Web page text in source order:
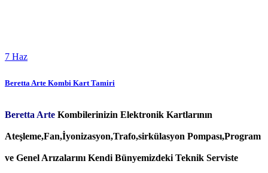
7 Haz
Beretta Arte Kombi Kart Tamiri
Beretta Arte Kombilerinizin Elektronik Kartlarının
Ateşleme,Fan,İyonizasyon,Trafo,sirkülasyon Pompası,Program
ve Genel Arızalarını Kendi Bünyemizdeki Teknik Serviste